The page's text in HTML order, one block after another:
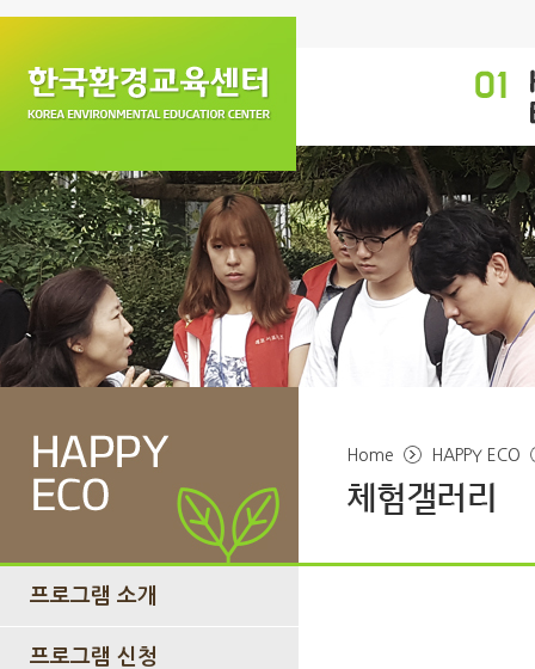
프로그램 소개
프로그램 신청
Home HAPPY ECO